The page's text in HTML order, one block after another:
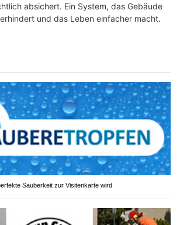
absichert. Ein System, das Gebäude
und das Leben einfacher macht.
Sauberkeit zur Visitenkarte wird